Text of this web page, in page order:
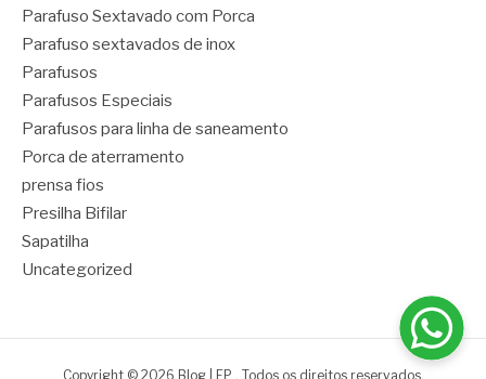
Parafuso Sextavado com Porca
Parafuso sextavados de inox
Parafusos
Parafusos Especiais
Parafusos para linha de saneamento
Porca de aterramento
prensa fios
Presilha Bifilar
Sapatilha
Uncategorized
Copyright © 2026 Blog | FP . Todos os direitos reservados.